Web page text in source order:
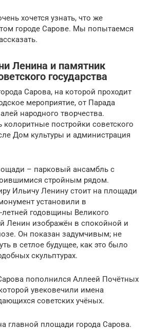
хочется узнать, что же
городе Сарове. Мы попытаемся
Ленина и памятник
государства
Сарова, на которой проходит
мероприятие, от Парада
народного творчества.
постройки советского
Дом культуры и администрация
– парковый ансамбль с
стройным рядом.
Ильичу Ленину стоит на площади
установили в
годовщины Великого
Ленин изображён в спокойной и
Он показан задумчивым; не
в сетлое будущее, как это было
скульптурах.
пополнился Аллеей Почётных
увековечили имена
советских учёных.
главной площади города Сарова.